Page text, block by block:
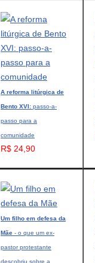
A reforma litúrgica de
Bento XVI: passo-a-
passo para a
comunidade
R$ 24,90
Um filho em defesa da
Mãe - o que um ex-
pastor protestante
descobriu sobre a